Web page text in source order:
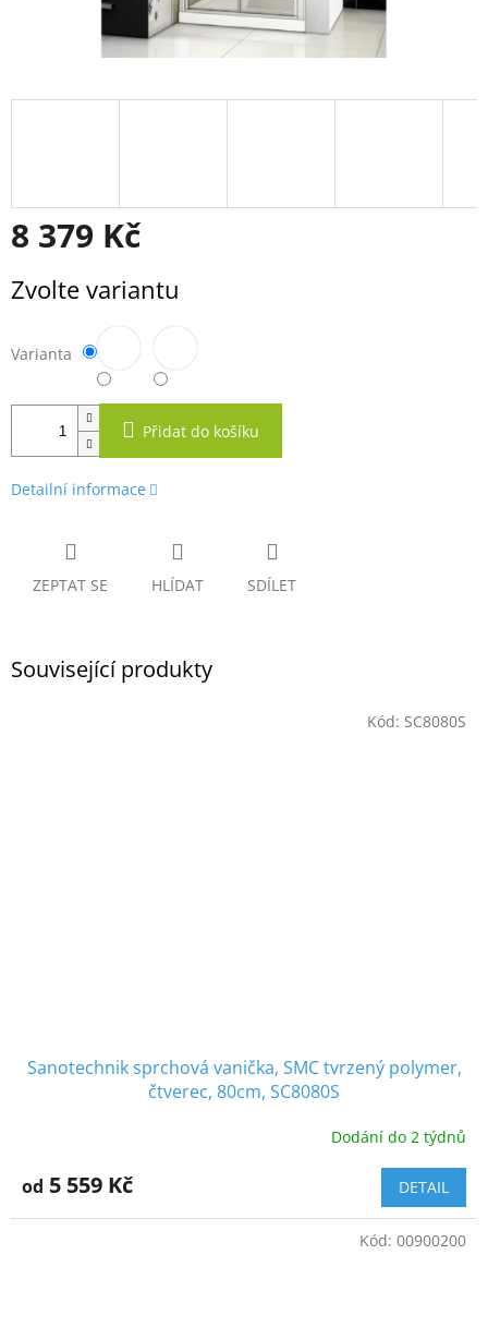
8 379 Kč
cena:
Zvolte variantu
Varianta
Přidat do košíku
Detailní informace
ZEPTAT SE HLÍDAT SDÍLET
Související produkty
Sanotechnik sprchová vanička, SMC tvrzený polymer,
čtverec, 80cm, SC8080S
Dodání do 2 týdnů
od 5 559 Kč DETAIL
Kód: SC8080S
Kód: 00900200